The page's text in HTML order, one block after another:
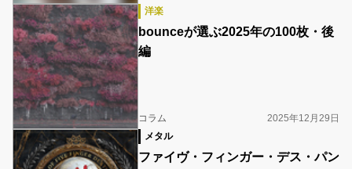
洋楽
bounceが選ぶ2025年の100枚・後
編
コラム
2025年12月29日
メタル
ファイヴ・フィンガー・デス・パン